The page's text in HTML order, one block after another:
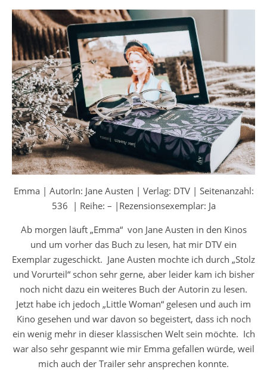
Emma | AutorIn: Jane Austen | Verlag: DTV | Seitenanzahl:
536 | Reihe: – |Rezensionsexemplar: Ja
Ab morgen läuft „Emma“ von Jane Austen in den Kinos
und um vorher das Buch zu lesen, hat mir DTV ein
Exemplar zugeschickt. Jane Austen mochte ich durch „Stolz
und Vorurteil“ schon sehr gerne, aber leider kam ich bisher
noch nicht dazu ein weiteres Buch der Autorin zu lesen.
Jetzt habe ich jedoch „Little Woman“ gelesen und auch im
Kino gesehen und war davon so begeistert, dass ich noch
ein wenig mehr in dieser klassischen Welt sein möchte. Ich
war also sehr gespannt wie mir Emma gefallen würde, weil
mich auch der Trailer sehr ansprechen konnte.